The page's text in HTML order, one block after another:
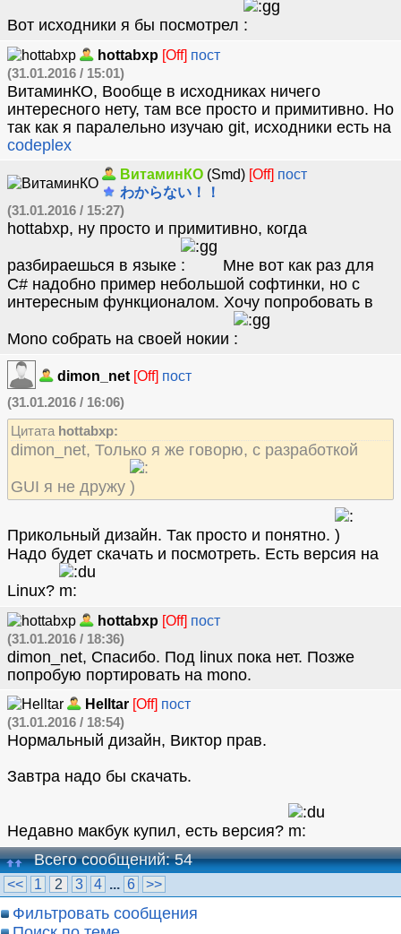
Вот исходники я бы посмотрел
hottabxp [Off] пост
(31.01.2016 / 15:01)
ВитаминКО, Вообще в исходниках ничего
интересного нету, там все просто и примитивно. Но
так как я паралельно изучаю git, исходники есть на
codeplex
ВитаминКО (Smd) [Off] пост
わからない！！
(31.01.2016 / 15:27)
hottabxp, ну просто и примитивно, когда
разбираешься в языке
Мне вот как раз для
C# надобно пример небольшой софтинки, но с
интересным функционалом. Хочу попробовать в
Mono собрать на своей нокии
dimon_net [Off] пост
(31.01.2016 / 16:06)
Цитата hottabxp:
dimon_net, Только я же говорю, с разработкой
GUI я не дружу
Прикольный дизайн. Так просто и понятно.
Надо будет скачать и посмотреть. Есть версия на
Linux?
hottabxp [Off] пост
(31.01.2016 / 18:36)
dimon_net, Спасибо. Под linux пока нет. Позже
попробую портировать на mono.
Helltar [Off] пост
(31.01.2016 / 18:54)
Нормальный дизайн, Виктор прав.
Завтра надо бы скачать.
Недавно макбук купил, есть версия?
Всего сообщений: 54
<< 1 2 3 4 ... 6 >>
Фильтровать сообщения